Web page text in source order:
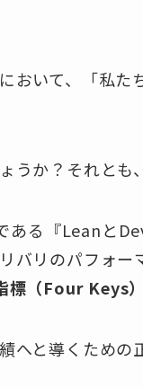
おいて、「私
うか？それとも
ある『Leanと
バリのパフォ
標（Four Keys）
へと導くための